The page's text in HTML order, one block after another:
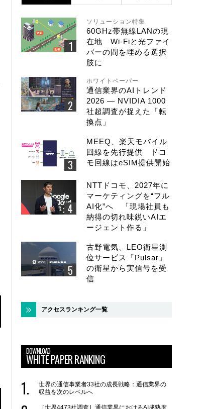
ソリューション特集
60GHz帯無線LANの現
在地 Wi-Fiと光ファイ
バーの間を埋める選択
肢に
ホワイトペーパー
通信業界のAIトレンド
2026 ― NVIDIA 1000
社超調査が捉えた「転
換点」
MEEQ、楽天モバイル
回線を先行提供 ドコ
モ回線はeSIM提供開始
NTTドコモ、2027年に
マーケティングを“フル
AI化”へ 「現場社員も
納得の切れ味鋭いAIエ
ージェント作る」
古野電気、LEO衛星測
位サービス「Pulsar」
の衛星から実信号を受
信
アクセスランキング一覧
DOWNLOAD
WHITE PAPER RANKING
世界の通信事業者33社の成長戦略：通信業界の
収益を次のレベルへ
［世界4473社調査］通信業界におけるAI成熟度